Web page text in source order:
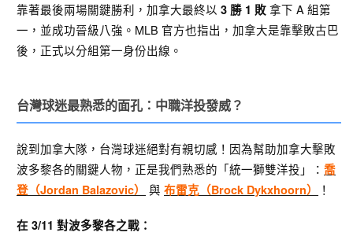
靠著最後兩場關鍵勝利，加拿大最終以3 勝 1 敗 拿下 A 組第
一，並成功晉級八強。MLB 官方也指出，加拿大是靠擊敗古巴
後，正式以分組第一身份出線。
台灣球迷最熟悉的面孔：中職洋投發威？
說到加拿大隊，台灣球迷絕對有親切感！因為幫助加拿大擊敗
波多黎各的關鍵人物，正是我們熟悉的「統一獅雙洋投」：喬
登（Jordan Balazovic）
與布雷克（Brock Dykxhoorn） ！
在 3/11 對波多黎各之戰：